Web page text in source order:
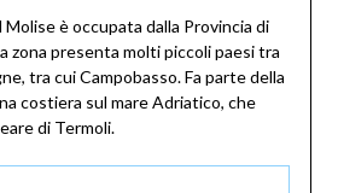
è occupata dalla Provincia di
zona presenta molti piccoli paesi tra
tra cui Campobasso. Fa parte della
costiera sul mare Adriatico, che
di Termoli.